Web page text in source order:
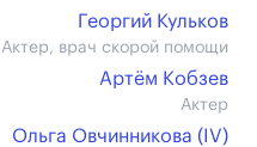
Георгий Кульков
Актер, врач скорой помощи
Артём Кобзев
Актер
Ольга Овчинникова (IV)